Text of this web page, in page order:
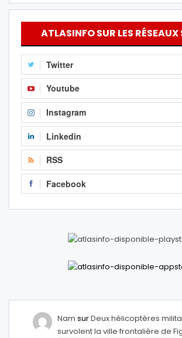
ATLASINFO SUR LES
Twitter
Youtube
Instagram
Linkedin
RSS
Facebook
Nam surDeux hélicoptères
survolent la ville frontalière de